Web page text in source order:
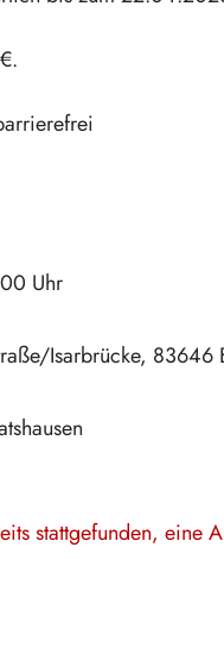
Uhr
Isarbrücke 83646
stattgefunden,